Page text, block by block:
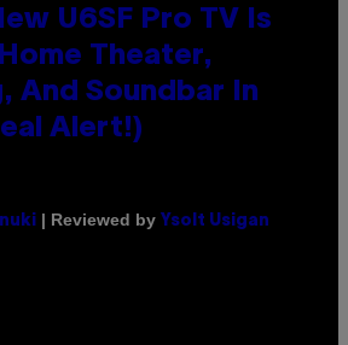
U6SF Pro TV Is
Theater,
And Soundbar In
Alert!)
| Reviewed by Ysolt Usigan